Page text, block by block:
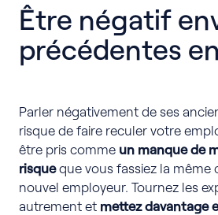
Être négatif
précédentes
Parler négativement de ses
risque de faire reculer votre
être pris comme un manque de
risqueque vous fassiez la même
nouvel employeur. Tournez les
autrement et mettez davantage